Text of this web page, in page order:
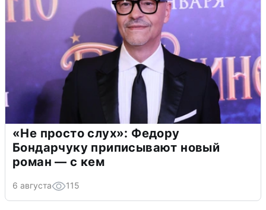
«Не просто слух»: Федору
Бондарчуку приписывают новый
роман — с кем
6 августа 115